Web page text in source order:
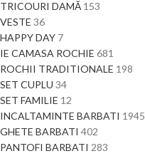
TRICOURI DAMĂ 153
VESTE 36
HAPPY DAY 7
IE CAMASA ROCHIE 681
ROCHII TRADITIONALE 198
SET CUPLU 34
SET FAMILIE 12
INCALTAMINTE BARBATI 1945
GHETE BARBATI 402
PANTOFI BARBATI 283